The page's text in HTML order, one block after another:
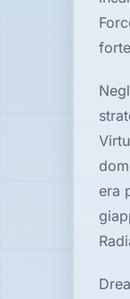
Computer
era